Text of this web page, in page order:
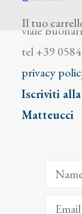
Il tuo
viale
tel +39
privacy
Iscriviti
Matteucci